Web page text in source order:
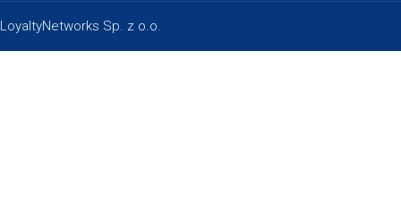
LoyaltyNetworks Sp. z o.o.